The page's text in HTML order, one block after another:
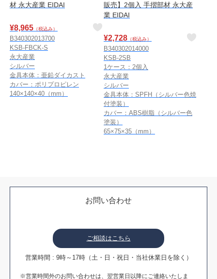
材 永大産業 EIDAI
¥8,965 （税込み）
B340302013700
KSB-FBCK-S
永大産業
シルバー
金具本体：亜鉛ダイカスト
カバー：ポリプロピレン
140×140×40（mm）
販売】2個入 手摺部材 永大産
業 EIDAI
¥2,728 （税込み）
B340302014000
KSB-2SB
1ケース：2個入
永大産業
シルバー
金具本体：SPFH（シルバー色焼
付塗装）
カバー：ABS樹脂（シルバー色
塗装）
65×75×35（mm）
お問い合わせ
ご相談はこちら
営業時間 : 9時～17時（土・日・祝日・当社休業日を除く）
※営業時間外のお問い合わせは、翌営業日以降にご連絡いたしま